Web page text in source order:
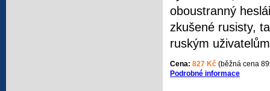
oboustranný
zkušené rusisty,
ruským
Cena: 827 Kč (běžná cena
Podrobné informace